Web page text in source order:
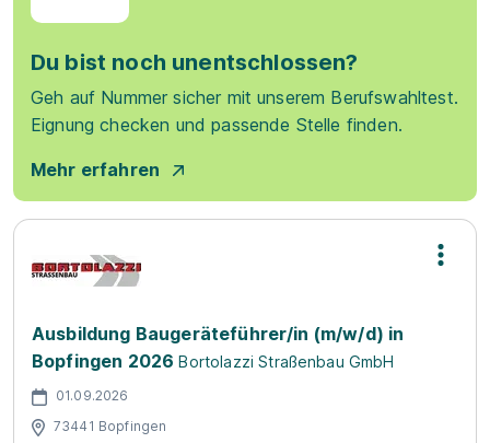
Du bist noch unentschlossen?
Geh auf Nummer sicher mit unserem Berufswahltest.
Eignung checken und passende Stelle finden.
Mehr erfahren
Ausbildung Baugeräteführer/in (m/w/d) in
Bopfingen 2026 Bortolazzi Straßenbau GmbH
01.09.2026
73441 Bopfingen